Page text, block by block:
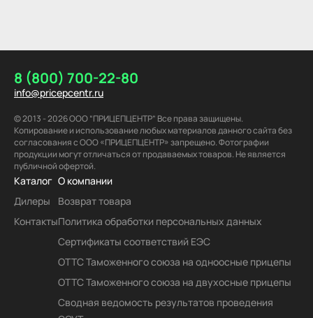
8 (800) 700-22-80
info@pricepcentr.ru
© 2013 - 2026 ООО “ПРИЦЕПЦЕНТР” Все права защищены.
Копирование и использование любых материалов данного сайта без
согласования с ООО «ПРИЦЕПЦЕНТР» запрещено. Фотографии
продукции могут отличаться от продаваемых товаров. Не является
публичной офертой.
Каталог
Дилеры
Контакты
О компании
Возврат товара
Политика обработки персональных данных
Сертификаты соответствий ЕЭС
ОТТС Таможенного союза на одноосные прицепы
ОТТС Таможенного союза на двухосные прицепы
Сводная ведомость результатов проведения